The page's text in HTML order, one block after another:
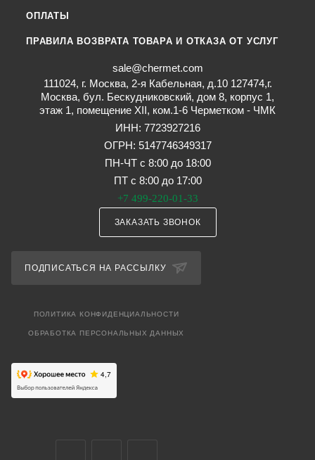
ОПЛАТЫ
ПРАВИЛА ВОЗВРАТА ТОВАРА И ОТКАЗА ОТ УСЛУГ
sale@chermet.com
111024, г. Москва, 2-я Кабельная, д.10 127474,г.
Москва, бул. Бескудниковский, дом 8, корпус 1,
этаж 1, помещение XII, ком.1-6 Черметком - ЧМК
ИНН: 7723927216
ОГРН: 5147746349317
ПН-ЧТ с 8:00 до 18:00
ПТ с 8:00 до 17:00
+7 499-220-01-33
ЗАКАЗАТЬ ЗВОНОК
ПОДПИСАТЬСЯ НА РАССЫЛКУ
ПОЛИТИКА КОНФИДЕНЦИАЛЬНОСТИ
ОБРАБОТКА ПЕРСОНАЛЬНЫХ ДАННЫХ